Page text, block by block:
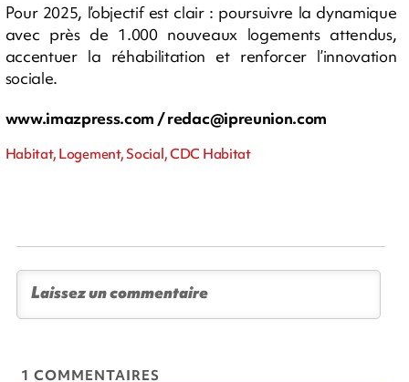
Pour 2025, l’objectif est clair : poursuivre la dynamique
avec près de 1.000 nouveaux logements attendus,
accentuer la réhabilitation et renforcer l’innovation
sociale.
www.imazpress.com /redac@ipreunion.com
Habitat, Logement, Social, CDC Habitat
1 COMMENTAIRES